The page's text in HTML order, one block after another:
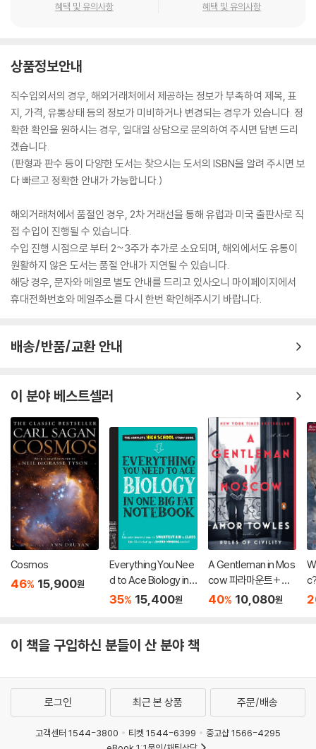
혜택 및 유의사항 혜택 및 유의사항
상품정보안내
직수입외서의 경우, 해외거래처에서 제공하는 정보가 부족하여 제목, 표
지, 가격, 유통상태 등의 정보가 미비하거나 변경되는 경우가 있습니다. 정
확한 확인을 원하시는 경우, 일대일 상담으로 문의하여 주시면 답변 드리
겠습니다.
(판형과 판수 등이 다양한 도서는 찾으시는 도서의 ISBN을 알려 주시면 보
다 빠르고 정확한 안내가 가능합니다.)
해외거래처에서 품절인 경우, 2차 거래선을 통해 유럽과 미국 출판사로 직
접 수입이 진행될 수 있습니다.
수입 진행 시점으로 부터 2~3주가 추가로 소요되며, 해외에서도 유통이
원활하지 않은 도서는 품절 안내가 지연될 수 있습니다.
해당 경우, 문자와 메일로 별도 안내를 드리고 있사오니 마이페이지에서
휴대전화번호와 메일주소를 다시 한번 확인해주시기 바랍니다.
배송/반품/교환 안내
이 분야 베스트셀러
Cosmos
46% 15,900원
Everything You Nee
d to Ace Biology in
One Big Fat Notebo
35% 15,400원
A Gentleman in Mos
cow 파라마운트+ 드
라마 「모스크바의 신
40% 10,080원
이 책을 구입하신 분들이 산 분야 책
로그인 최근 본 상품 주문/배송
고객센터 1544-3800 티켓 1544-6399
중고샵 1566-4295